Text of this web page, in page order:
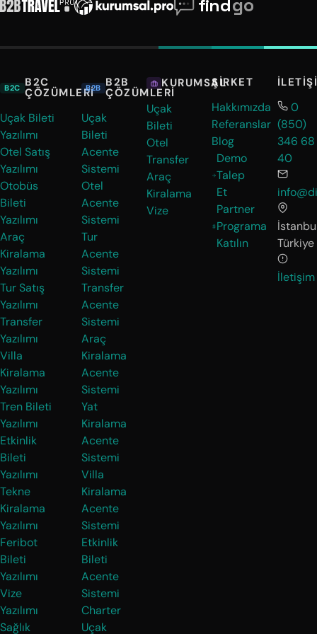
B2C B2C
ÇÖZÜMLERI
Uçak Bileti
Yazılımı
Otel Satış
Yazılımı
Otobüs
Bileti
Yazılımı
Araç
Kiralama
Yazılımı
Tur Satış
Yazılımı
Transfer
Yazılımı
Villa
Kiralama
Yazılımı
Tren Bileti
Yazılımı
Etkinlik
Bileti
Yazılımı
Tekne
Kiralama
Yazılımı
Feribot
Bileti
Yazılımı
Vize
Yazılımı
Sağlık
B2B B2B
ÇÖZÜMLERI
Uçak
Bileti
Acente
Sistemi
Otel
Acente
Sistemi
Tur
Acente
Sistemi
Transfer
Acente
Sistemi
Araç
Kiralama
Acente
Sistemi
Yat
Kiralama
Acente
Sistemi
Villa
Kiralama
Acente
Sistemi
Etkinlik
Bileti
Acente
Sistemi
Charter
Uçak
KURUMSAL
Uçak
Bileti
Otel
Transfer
Araç
Kiralama
Vize
ŞIRKET
Hakkımızda
Referanslar
Blog
Demo
Talep
Et
Partner
Programa
Katılın
0
(850)
346 68
40
Türkiye
İletişim